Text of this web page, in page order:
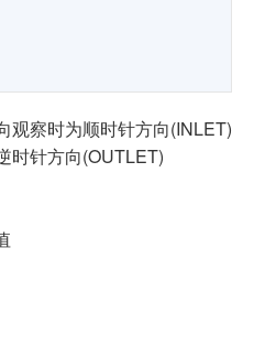
观察时为顺时针方向(INLET)
时针方向(OUTLET)